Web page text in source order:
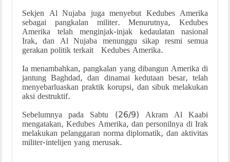
Sekjen Al Nujaba juga menyebut Kedubes Amerika
sebagai pangkalan militer. Menurutnya, Kedubes
Amerika telah menginjak-injak kedaulatan nasional
Irak, dan Al Nujaba menunggu sikap resmi semua
gerakan politik terkait Kedubes Amerika.
Ia menambahkan, pangkalan yang dibangun Amerika di
jantung Baghdad, dan dinamai kedutaan besar, telah
menyebarluaskan praktik korupsi, dan sibuk melakukan
aksi destruktif.
Sebelumnya pada Sabtu (26/9) Akram Al Kaabi
mengatakan, Kedubes Amerika, dan personilnya di Irak
melakukan pelanggaran norma diplomatik, dan aktivitas
militer-intelijen yang merusak.